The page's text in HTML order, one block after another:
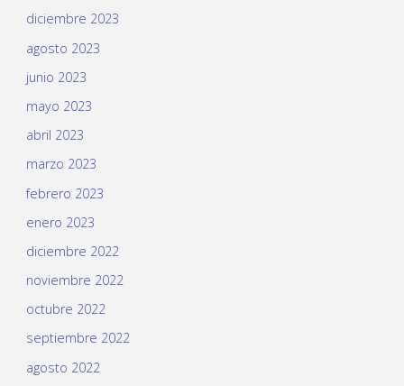
diciembre 2023
agosto 2023
junio 2023
mayo 2023
abril 2023
marzo 2023
febrero 2023
enero 2023
diciembre 2022
noviembre 2022
octubre 2022
septiembre 2022
agosto 2022